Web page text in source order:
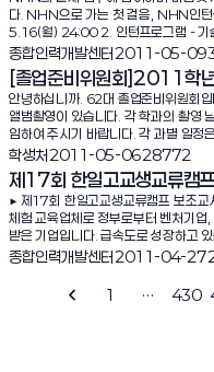
디어, 보인테크, 한국학술정보, 산학경영연구소, 포힘6. 기 타 : 전시 도서
5% 할인)※ 기타 문의사항은 학술정보지원과로
mentFontfont-familyfont-
ingline-heighttext-
paceword-
positionbg-
order-leftmarginpaddingmax-
tline-coloroutline-styleoutline-
oatdisplayclearz-indexListlist-
blevertical-alignborder-
ble-layoutEffectstext-shadow-
rflowcursorvisibility
다. NHN으로 가는 첫 걸음, NHN인턴십으로 시작하세요. 1. 지원기간: 2011.5.2(월) ~
5.16(월) 24:00 2. 인턴프로그램 - 기술(SW멤버십), 네이버서비스, 한게임서비스, 디자
인&마케팅(UXDP), e-Biz, 경영지원 3. 채용대상 - 인턴십 수료 후
12년 1월 입사가 가능한 자 - 2011년 8월 또는 2012년 2월 졸업 예정
만 기 졸업자 - 학/석사, 전공 무관 - 병역필 또는 면제자로 해외여행에 결격사유가 없는 자 *
기술 /SW멤버십 프로그램은 2012년 8월 졸업 예정자도 지원 가능합니다. * 국내외 SW
개발 경진대회 본선참여자/수상자, NHN iDoGame/iDoCode 입상자, 공학인증 이수자,
NHN SW멤버십 예비과정 우수 평가자는 기술/SW멤버십 프로그램 지원 시 우
4. 모집인원 - 인턴 프로그램별 OO명 5. 전형절차 - 1차: 서류심사 - 2차: 면접전형 * 디자
인&마케팅 프로그램의 경우 제 6회 사용자경험워크샵(UXDP)을 통해 최종 인턴을 선발
합니다. 6. 향후일정 - 지원서 접수 마감 : 2011. 5. 16(월) - 면접전형 : 5월 중순~6월 초
- 최종합격자 발표 : 6월 중순~6월 말 * 각 부문별 일정은 별도 공지할 예정입니다. 7. 지원
방법 - 채용홈페이지 (http://recruit.nhncorp.com)를 통한 온라인 지원서 작성 - 각 프
로그램별 사전 과제(Essay, 포트폴리오, 기획안 등)를 작성하여 지원서 작성 시 첨부합니
다. * 최대 용량 3MB, 프로그램별 사전과제 주제 및 첨부 방법은 각 프로그램의 가이드를
인턴 실습 기간 동안 소정의 실습비를 지급합니다. 9. 기 타 - 작성 내용 중 허위사실이 있는
종합인력개발센터2011-05-09
[졸업준비위원회]2011학
안녕하십니까. 62대 졸업준비위원회입니다. 졸업예정인 4학년 학우분들을 대상
앨범촬영이 있습니다. 각 학과의 촬영 날짜와 시간, 장소 등을 숙지하시여 졸업앨범 촬영에
임하여 주시기 바랍니다. 각 과별 일정은 첨부파일로 확인하여 주시고 세부사항은 졸업준비
위원회 클럽을 확인하여 주시기바랍니다. 대학생활의 긴 추억을 장식할 졸업앨범촬영에
러분의 많은 관심과 참여부탁드
font-variantfont-weightletter-
ntext-indenttext-
-attachmentbg-colorbg-
er-topborder-rightborder-
min-heightmax-widthmin-
agelist-style-typelist-style-
학생처2011-05-06조회수:
28772
제17회 한일고교생교류캠
▶ 제17회 한일고교생교류캠프 보조교사(멘토) 모집 안내 아
체험 교육업체로 정부로부터 벤처기업, 이노비즈기업, 신기술창업
받은 기업입니다. 급속도로 성장하고 있는 시장 중 하나인 어린이, 청소년 경제교육 업계에
서는 전문적으로 청소년 경제교육을 시행하는 가장 앞서나가는 회사입니다. 현재는 중소기
텔(서울 여의도 소재) - 주최: 일한경제협회, 한일경제협회 - 주관: 아이빛연구소 ◆활동내용
종합인력개발센터2011-04-27
이전 페이지
1 … 430